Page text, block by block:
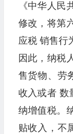
《中华人民
修改，将第
应税 销售行
因此，纳税
售货物、劳
收入或者 数
纳增值税。
贴收入，不